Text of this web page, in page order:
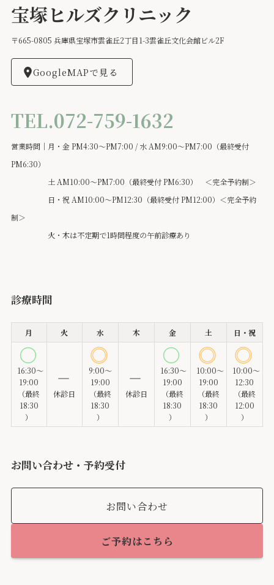
宝塚ヒルズクリニック
〒665-0805 兵庫県宝塚市雲雀丘2丁目1-3雲雀丘文化会館ビル2F
GoogleMAPで見る
TEL.072-759-1632
営業時間｜月・金 PM4:30～PM7:00 / 水 AM9:00～PM7:00（最終受付
PM6:30）
土 AM10:00～PM7:00（最終受付 PM6:30） ＜完全予約制＞
日・祝 AM10:00～PM12:30（最終受付 PM12:00）＜完全予約
制＞
火・木は不定期で1時間程度の午前診療あり
診療時間
月 火 水 木 金 土 日・祝
16:30～
19:00
（最終
18:30
）
休診日
9:00～
19:00
（最終
18:30
）
休診日
16:30～
19:00
（最終
18:30
）
10:00～
19:00
（最終
18:30
）
10:00～
12:30
（最終
12:00
）
お問い合わせ・予約受付
お問い合わせ
ご予約はこちら